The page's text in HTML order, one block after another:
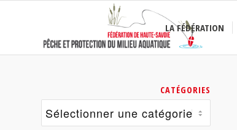
LA FÉDÉRATION
CATÉGORIES